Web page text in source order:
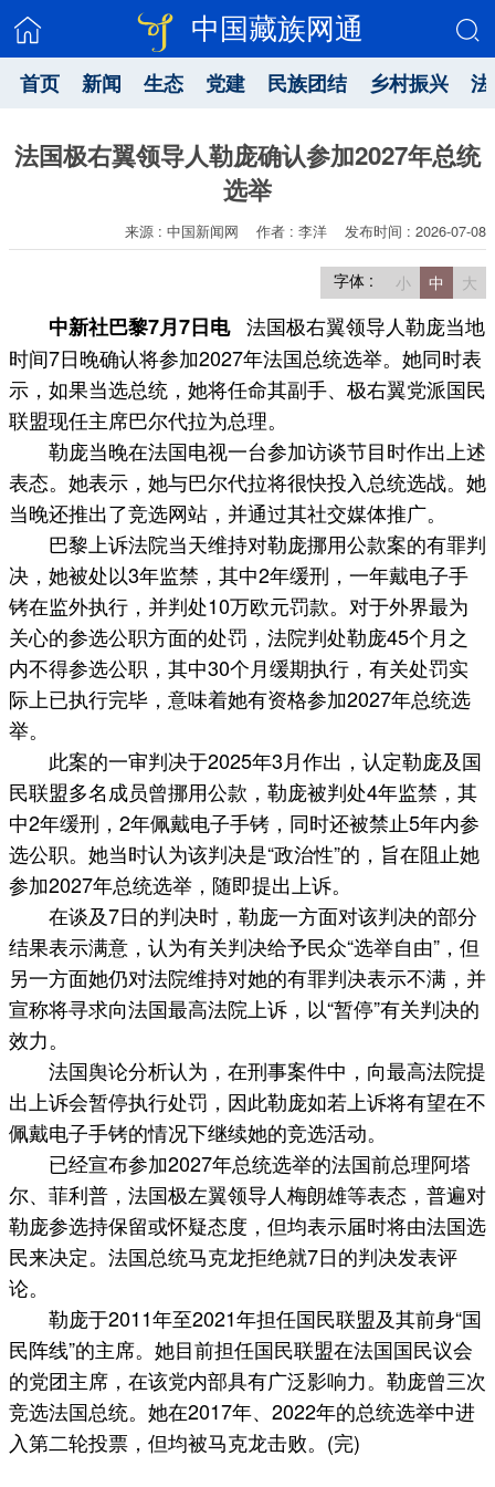
中国藏族网通
首页 新闻 生态 党建 民族团结 乡村振兴
法国极右翼领导人勒庞确认参加2027年总统
选举
来源 : 中国新闻网 作者 : 李洋 发布时间 : 2026-07-08
字体 : 小 中 大
中新社巴黎7月7日电法国极右翼领导人勒庞当地
时间7日晚确认将参加2027年法国总统选举。她同时表
示，如果当选总统，她将任命其副手、极右翼党派国民
联盟现任主席巴尔代拉为总理。
勒庞当晚在法国电视一台参加访谈节目时作出上述
表态。她表示，她与巴尔代拉将很快投入总统选战。她
当晚还推出了竞选网站，并通过其社交媒体推广。
巴黎上诉法院当天维持对勒庞挪用公款案的有罪判
决，她被处以3年监禁，其中2年缓刑，一年戴电子手
铐在监外执行，并判处10万欧元罚款。对于外界最为
关心的参选公职方面的处罚，法院判处勒庞45个月之
内不得参选公职，其中30个月缓期执行，有关处罚实
际上已执行完毕，意味着她有资格参加2027年总统选
举。
此案的一审判决于2025年3月作出，认定勒庞及国
民联盟多名成员曾挪用公款，勒庞被判处4年监禁，其
中2年缓刑，2年佩戴电子手铐，同时还被禁止5年内参
选公职。她当时认为该判决是“政治性”的，旨在阻止她
参加2027年总统选举，随即提出上诉。
在谈及7日的判决时，勒庞一方面对该判决的部分
结果表示满意，认为有关判决给予民众“选举自由”，但
另一方面她仍对法院维持对她的有罪判决表示不满，并
宣称将寻求向法国最高法院上诉，以“暂停”有关判决的
效力。
法国舆论分析认为，在刑事案件中，向最高法院提
出上诉会暂停执行处罚，因此勒庞如若上诉将有望在不
佩戴电子手铐的情况下继续她的竞选活动。
已经宣布参加2027年总统选举的法国前总理阿塔
尔、菲利普，法国极左翼领导人梅朗雄等表态，普遍对
勒庞参选持保留或怀疑态度，但均表示届时将由法国选
民来决定。法国总统马克龙拒绝就7日的判决发表评
论。
勒庞于2011年至2021年担任国民联盟及其前身“国
民阵线”的主席。她目前担任国民联盟在法国国民议会
的党团主席，在该党内部具有广泛影响力。勒庞曾三次
竞选法国总统。她在2017年、2022年的总统选举中进
入第二轮投票，但均被马克龙击败。(完)